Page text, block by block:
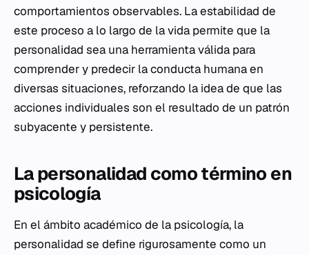
comportamientos observables. La estabilidad de
este proceso a lo largo de la vida permite que la
personalidad sea una herramienta válida para
comprender y predecir la conducta humana en
diversas situaciones, reforzando la idea de que las
acciones individuales son el resultado de un patrón
subyacente y persistente.
La personalidad como término en
psicología
En el ámbito académico de la psicología, la
personalidad se define rigurosamente como un